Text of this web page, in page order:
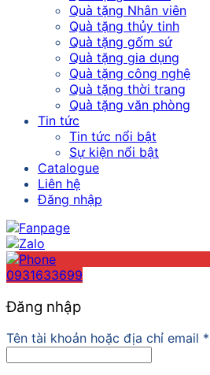
Quà tặng Nhân viên
Quà tặng thủy tinh
Quà tặng gốm sứ
Quà tặng gia dụng
Quà tặng công nghệ
Quà tặng thời trang
Quà tặng văn phòng
Tin tức
Tin tức nổi bật
Sự kiện nổi bật
Catalogue
Liên hệ
Đăng nhập
0931633699
Đăng nhập
Tên tài khoản hoặc địa chỉ email *